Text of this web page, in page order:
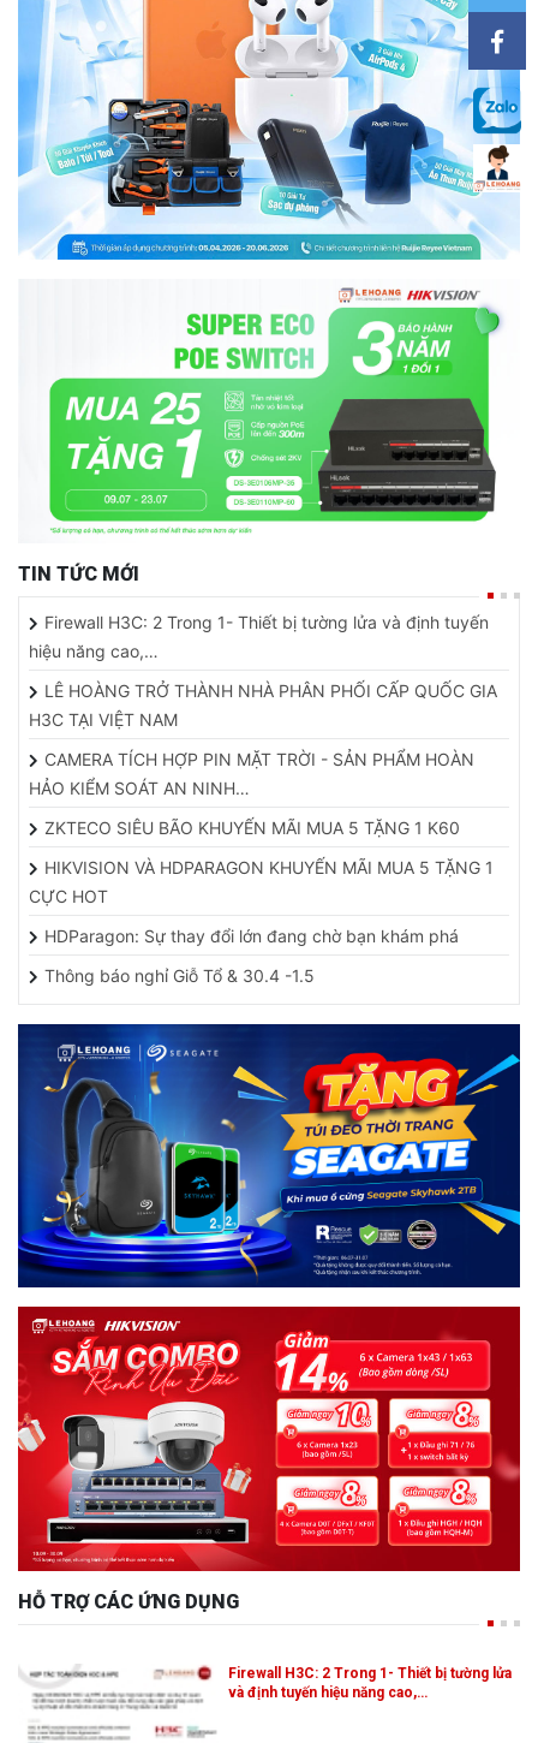
TIN TỨC MỚI
hiệu năng cao,…
LÊ HOÀNG TRỞ THÀNH NHÀ PHÂN PHỐI CẤP QUỐC GIA
H3C TẠI VIỆT NAM
CAMERA TÍCH HỢP PIN MẶT TRỜI - SẢN PHẨM HOÀN
HẢO KIỂM SOÁT AN NINH…
ZKTECO SIÊU BÃO KHUYẾN MÃI MUA 5 TẶNG 1 K60
HIKVISION VÀ HDPARAGON KHUYẾN MÃI MUA 5 TẶNG 1
CỰC HOT
HDParagon: Sự thay đổi lớn đang chờ bạn khám phá
Thông báo nghỉ Giỗ Tổ & 30.4 -1.5
HỖ TRỢ CÁC ỨNG DỤNG
và định tuyến hiệu năng cao,…